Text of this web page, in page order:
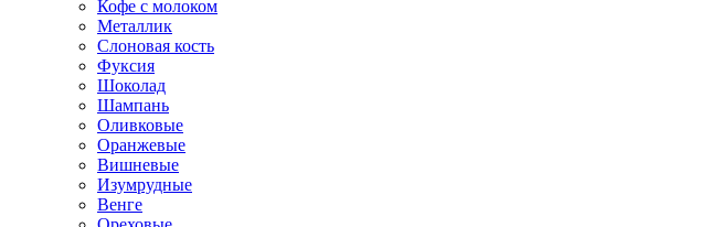
Кофе с молоком
Металлик
Слоновая кость
Фуксия
Шоколад
Шампань
Оливковые
Оранжевые
Вишневые
Изумрудные
Венге